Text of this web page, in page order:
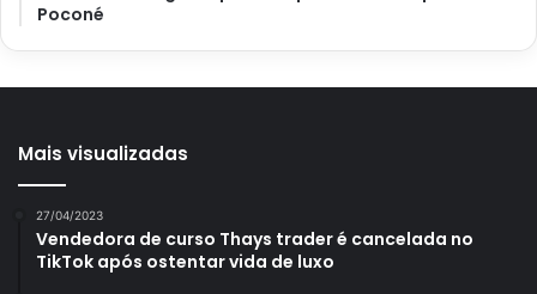
Poconé
Mais visualizadas
27/04/2023
Vendedora de curso Thays trader é cancelada no
TikTok após ostentar vida de luxo